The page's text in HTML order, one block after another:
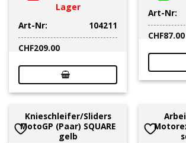
Lager
Art-Nr:
104211
CHF209.00
Art-Nr:
CHF87.00
Knieschleifer/Sliders
MotoGP (Paar) SQUARE
gelb